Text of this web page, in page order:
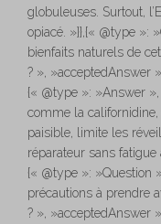
globuleuses. Surtout,
opiacé. »}},{« @type »:
bienfaits naturels de
? », »acceptedAnswer
{« @type »: »Answer
comme la
paisible, limite les
réparateur sans fatigue
{« @type »: »Question
précautions à prendre
? », »acceptedAnswer